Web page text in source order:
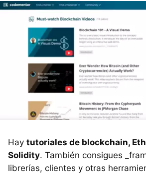
Hay tutoriales de blockchain,
Solidity. También consigues
librerías, clientes y otras